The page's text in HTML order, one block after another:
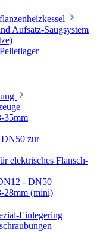
Aufsatz-Saugsystem
35mm
DN50 zur
elektrisches Flansch-
- DN50
28mm (mini)
Einlegering